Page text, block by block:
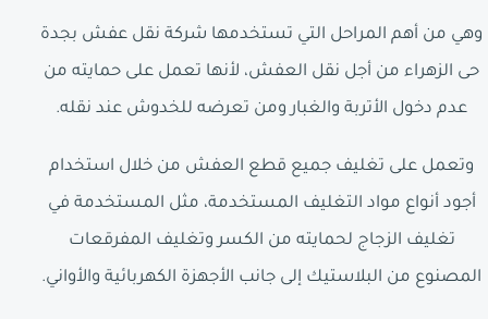
وهي من أهم المراحل التي تستخدمها شركة نقل عفش بجدة
حى الزهراء من أجل نقل العفش، لأنها تعمل على حمايته من
عدم دخول الأتربة والغبار ومن تعرضه للخدوش عند نقله.
وتعمل على تغليف جميع قطع العفش من خلال استخدام
أجود أنواع مواد التغليف المستخدمة، مثل المستخدمة في
تغليف الزجاج لحمايته من الكسر وتغليف المفرقعات
المصنوع من البلاستيك إلى جانب الأجهزة الكهربائية والأواني.